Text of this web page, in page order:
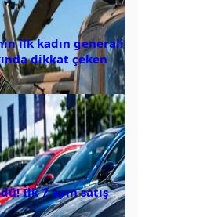
ilk kadın generali
dikkat çeken
İlk 7 ayın satış